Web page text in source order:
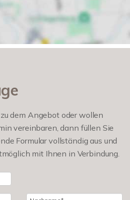
dem Angebot oder wollen
vereinbaren, dann füllen Sie
Formular vollständig aus und
mit Ihnen in Verbindung.